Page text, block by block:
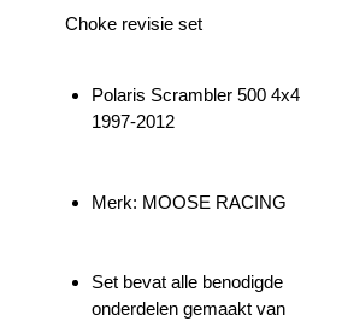
Choke revisie set
Polaris Scrambler 500 4x4
1997-2012
Merk: MOOSE RACING
Set bevat alle benodigde
onderdelen gemaakt van